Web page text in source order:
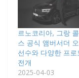
르노코리아, 그랑
스 공식 앰버서더
선수와 다양한 프로
전개
2025-04-03